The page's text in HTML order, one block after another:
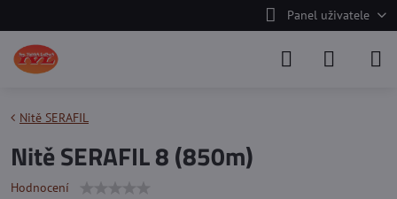
Panel uživatele
Nitě SERAFIL
Nitě SERAFIL 8 (850m)
Hodnocení